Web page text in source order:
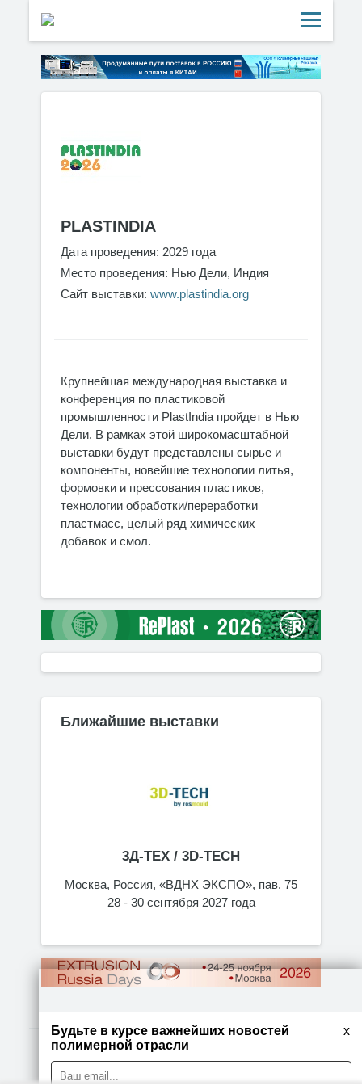
PLASTINDIA
Дата проведения: 2029 года
Место проведения: Нью Дели, Индия
Сайт выставки: www.plastindia.org
Крупнейшая международная выставка и
конференция по пластиковой
промышленности PlastIndia пройдет в Нью
Дели. В рамках этой широкомасштабной
выставки будут представлены сырье и
компоненты, новейшие технологии литья,
формовки и прессования пластиков,
технологии обработки/переработки
пластмасс, целый ряд химических
добавок и смол.
Ближайшие выставки
3Д-ТЕХ / 3D-TECH
Москва, Россия, «ВДНХ ЭКСПО», пав. 75
28 - 30 сентября 2027 года
x
Будьте в курсе важнейших новостей
полимерной отрасли